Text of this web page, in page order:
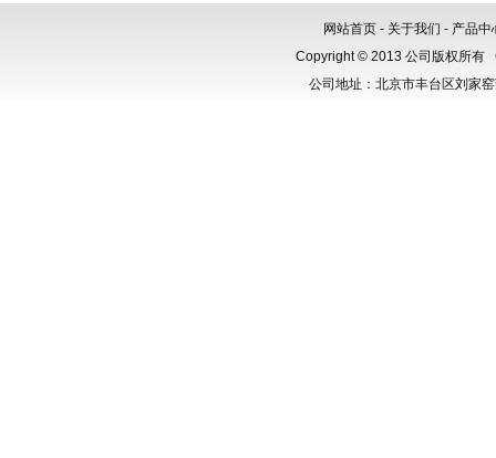
网站首页 - 关于我们 - 产品中
Copyright © 2013 公司版权所有
公司地址：北京市丰台区刘家